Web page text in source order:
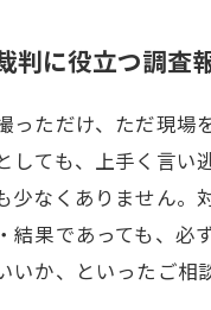
判に役立つ調査
っただけ、ただ現場
しても、上手く言
少なくありません。
結果であっても、必
いか、といったご相